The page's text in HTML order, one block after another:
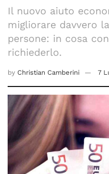
Il nuovo aiuto
migliorare davvero
persone: in cosa
richiederlo.
by Christian Camberini 7